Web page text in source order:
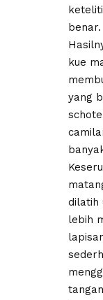
benar.
kue
yang
dilatih
lebih